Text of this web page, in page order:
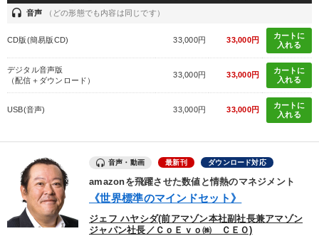
キーワード
M&A 金利 賃金制度 お金の授業 繁盛
タグから探す refresh 更新する
すべての音声・動画（全2077タイトル）からお探しいただけます
タグ・キーワード
headset 音声 （どの形態でも内容は同じです）
CD版(簡易版CD) 33,000円 33,000円
カートに
入れる
デジタル音声版
（配信＋ダウンロード）
33,000円 33,000円
カートに
入れる
USB(音声) 33,000円 33,000円
カートに
入れる
音声・動画 最新刊 ダウンロード対応
amazonを飛躍させた数値と情熱のマネジメント
《世界標準のマインドセット》
ジェフ ハヤシダ(前アマゾン本社副社長兼アマゾン
ジャパン社長／ＣｏＥｖｏ㈱ ＣＥＯ)